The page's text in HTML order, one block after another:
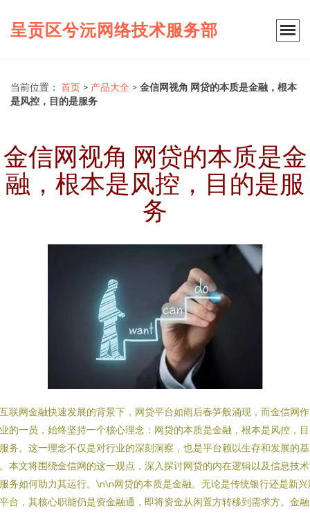
呈贡区兮沅网络技术服务部
当前位置： 首页 > 产品大全 > 金信网视角 网贷的本质是金融，根本
是风控，目的是服务
金信网视角 网贷的本质是金
融，根本是风控，目的是服
务
联网金融快速发展的背景下，网贷平台如雨后春笋般涌现，而金信网
的一员，始终坚持一个核心理念：网贷的本质是金融，根本是风控，
务。这一理念不仅是对行业的深刻洞察，也是平台赖以生存和发展的基
本文将围绕金信网的这一观点，深入探讨网贷的内在逻辑以及信息技
务如何助力其运行。\n\n网贷的本质是金融。无论是传统银行还是新兴
台，其核心职能仍是资金融通，即将资金从闲置方转移到需求方。金